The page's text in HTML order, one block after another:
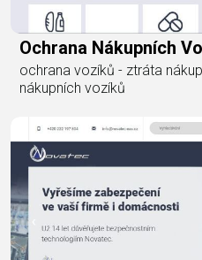
Ochrana Nákupních
ochrana vozíků - ztráta
nákupních vozíků